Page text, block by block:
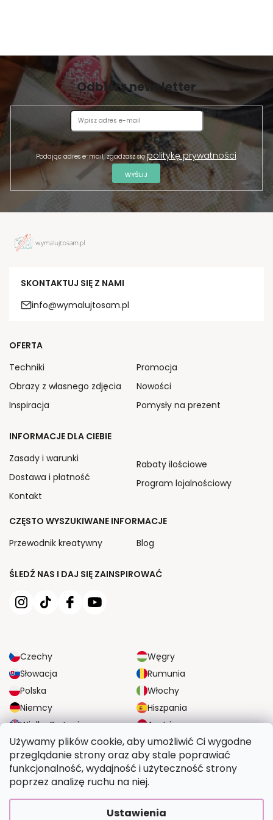
Używamy plików cookie, aby umożliwić Ci wygodne
przeglądanie strony oraz aby stale poprawiać
funkcjonalność, wydajność i użyteczność strony
poprzez analizę ruchu na niej.
Ustawienia
Odbierz newsletter
Podając adres e-mail, zgadzasz siępolitykę prywatności.
WYŚLIJ
SKONTAKTUJ SIĘ Z NAMI
info@wymalujtosam.pl
ŚLEDŹ NAS I DAJ SIĘ ZAINSPIROWAĆ
Czechy
Węgry
Słowacja
Rumunia
Polska
Włochy
Niemcy
Hiszpania
Wielka Brytania
Austria
OFERTA
Techniki
Obrazy z własnego zdjęcia
Inspiracja
Promocja
Nowości
Pomysły na prezent
INFORMACJE DLA CIEBIE
Zasady i warunki
Dostawa i płatność
Kontakt
Rabaty ilościowe
Program lojalnościowy
CZĘSTO WYSZUKIWANE INFORMACJE
Przewodnik kreatywny
Blog
NIEZAWODNE OPCJE DOSTAWY
BEZPIECZNE OPCJE PŁATNOŚCI